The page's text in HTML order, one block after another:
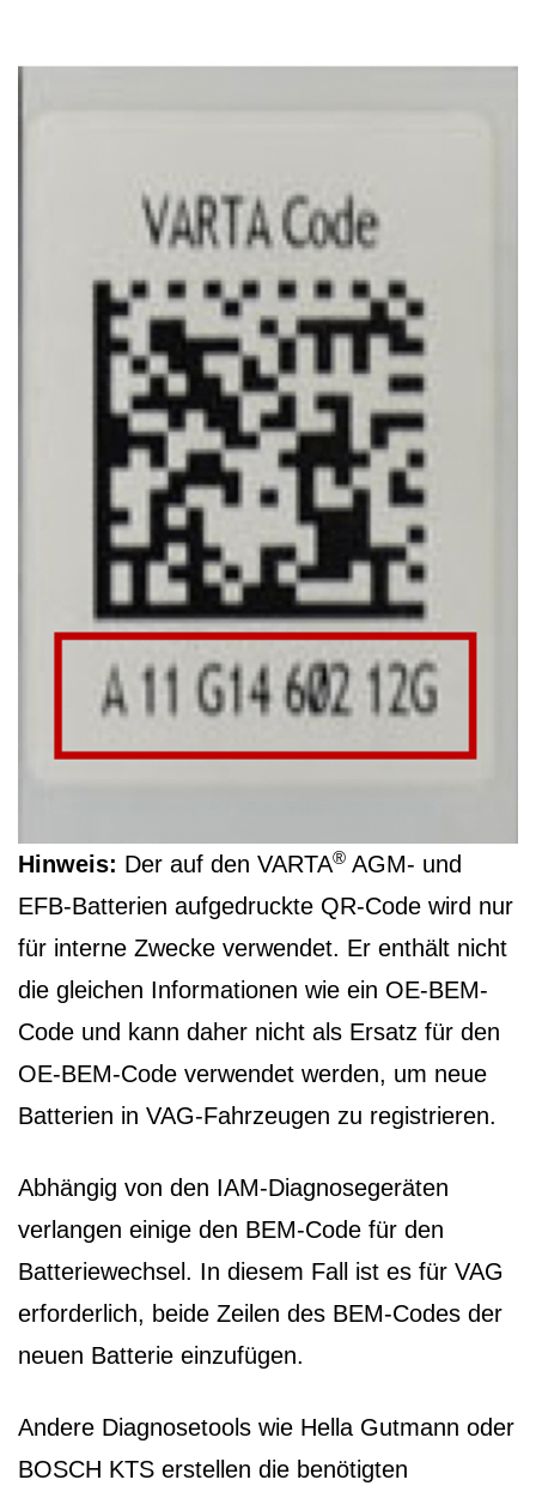
Hinweis: Der auf den VARTA® AGM- und
EFB-Batterien aufgedruckte QR-Code wird nur
für interne Zwecke verwendet. Er enthält nicht
die gleichen Informationen wie ein OE-BEM-
Code und kann daher nicht als Ersatz für den
OE-BEM-Code verwendet werden, um neue
Batterien in VAG-Fahrzeugen zu registrieren.
Abhängig von den IAM-Diagnosegeräten
verlangen einige den BEM-Code für den
Batteriewechsel. In diesem Fall ist es für VAG
erforderlich, beide Zeilen des BEM-Codes der
neuen Batterie einzufügen.
Andere Diagnosetools wie Hella Gutmann oder
BOSCH KTS erstellen die benötigten